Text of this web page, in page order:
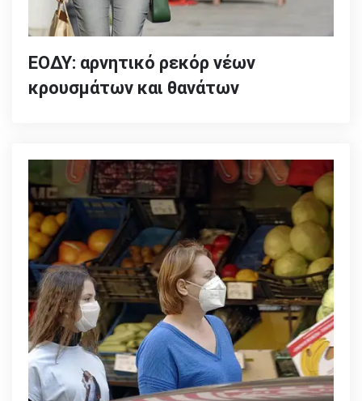
ΕΟΔΥ: αρνητικό ρεκόρ νέων
κρουσμάτων και θανάτων